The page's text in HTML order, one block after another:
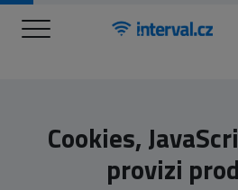
Menu
Cookies,
provizi